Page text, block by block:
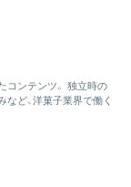
コンテンツ。 独立時の
ど、洋菓子業界で働く